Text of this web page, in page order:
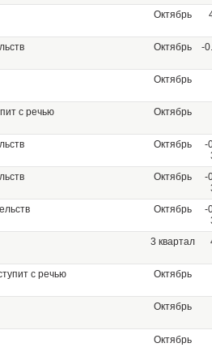
Октябрь
Октябрь
-
Октябрь
с речью Октябрь
Октябрь
-
Октябрь
-
Октябрь
-
3 квартал
с речью Октябрь
Октябрь
Октябрь